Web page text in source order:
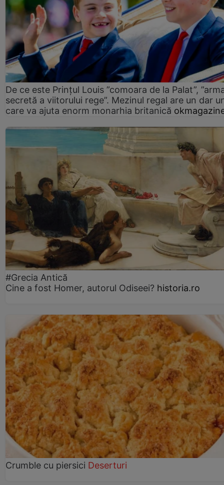
De ce este Prințul Louis ”comoara de la Palat”,
secretă a viitorului rege”. Mezinul regal are un dar
care va ajuta enorm monarhia britanică
#Grecia Antică
Cine a fost Homer, autorul Odiseei? historia.ro
Crumble cu piersici Deserturi